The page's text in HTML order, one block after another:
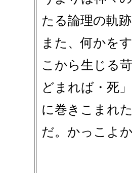
たる論理の軌
また、何かを
こから生じる
どまれば・死
に巻きこまれ
だ。かっこよ